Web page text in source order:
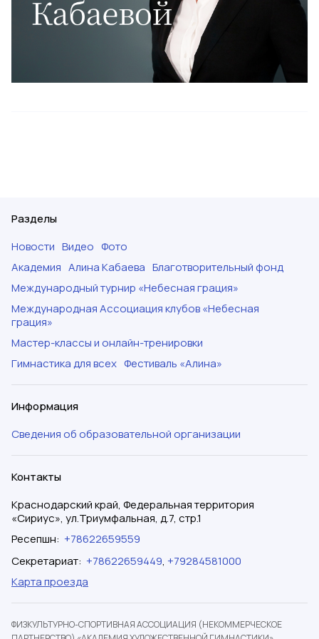
Разделы
Новости Видео Фото
Академия Алина Кабаева Благотворительный фонд
Международный турнир «Небесная грация»
Международная Ассоциация клубов «Небесная
грация»
Мастер-классы и онлайн-тренировки
Гимнастика для всех Фестиваль «Алина»
Информация
Сведения об образовательной организации
Контакты
Краснодарский край, Федеральная территория
«Сириус», ул.Триумфальная, д.7, стр.1
Ресепшн: +78622659559
Секретариат: +78622659449, +79284581000
Карта проезда
ФИЗКУЛЬТУРНО-СПОРТИВНАЯ АССОЦИАЦИЯ (НЕКОММЕРЧЕСКОЕ